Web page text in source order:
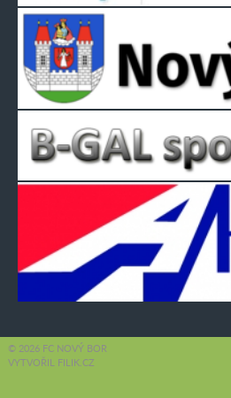
© 2026 FC NOVÝ BOR
VYTVOŘIL FILIK.CZ